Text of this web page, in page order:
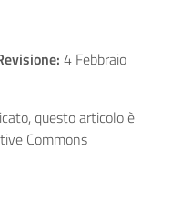
4 Febbraio
questo articolo è
Commons